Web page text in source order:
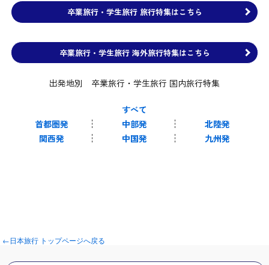
卒業旅行・学生旅行 旅行特集はこちら
卒業旅行・学生旅行 海外旅行特集はこちら
出発地別 卒業旅行・学生旅行 国内旅行特集
すべて
首都圏発
中部発
北陸発
関西発
中国発 九州発
←日本旅行 トップページへ戻る